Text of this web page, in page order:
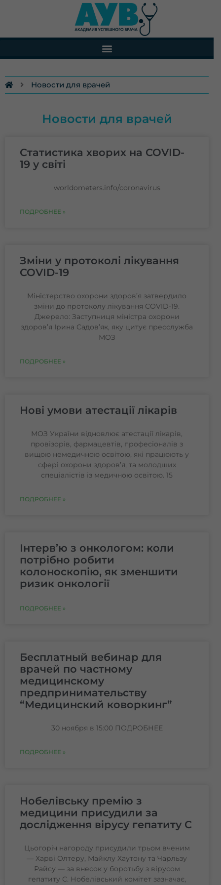
Новости для врачей
Новости для врачей
Статистика хворих на COVID-
19 у світі
worldometers.info/coronavirus
ПОДРОБНЕЕ »
Зміни у протоколі лікування
COVID-19
Міністерство охорони здоров’я затвердило
зміни до протоколу лікування COVID-19.
Джерело: Заступниця міністра охорони
здоров’я Ірина Садов’як, яку цитує пресслужба
МОЗ
ПОДРОБНЕЕ »
Нові умови атестації лікарів
МОЗ України відновлює атестації лікарів,
провізорів, фармацевтів, професіоналів з
вищою немедичною освітою, які працюють у
сфері охорони здоров’я, та молодших
спеціалістів із медичною освітою. 15
ПОДРОБНЕЕ »
Інтерв’ю з онкологом: коли
потрібно робити
колоноскопію, як зменшити
ризик онкології
ПОДРОБНЕЕ »
Бесплатный вебинар для
врачей по частному
медицинскому
предпринимательству
“Медицинский коворкинг”
30 ноября в 15:00 ПОДРОБНЕЕ
ПОДРОБНЕЕ »
Нобелівську премію з
медицини присудили за
дослідження вірусу гепатиту С
Цьогоріч нагороду присудили трьом вченим
— Харві Олтеру, Майклу Хаутону та Чарльзу
Райсу — за внесок у боротьбу з вірусом
гепатиту С. Нобелівський комітет зазначає,